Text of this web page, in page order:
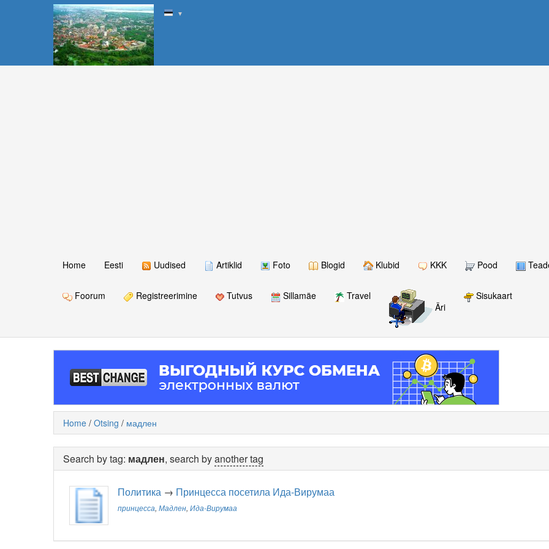
▼
Home Eesti Uudised Artiklid Foto Blogid Klubid KKK Pood
Foorum Registreerimine Tutvus Sillamäe
Travel
Äri
Sisukaart
Home / Otsing / мадлен
Search by tag: мадлен, search byanother tag
Политика → Принцесса посетила Ида-Вирумаа
принцесса, Мадлен, Ида-Вирумаа